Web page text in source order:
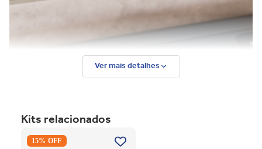
Ver mais detalhes
Kits relacionados
Premium Care 12Kg com
15% OFF